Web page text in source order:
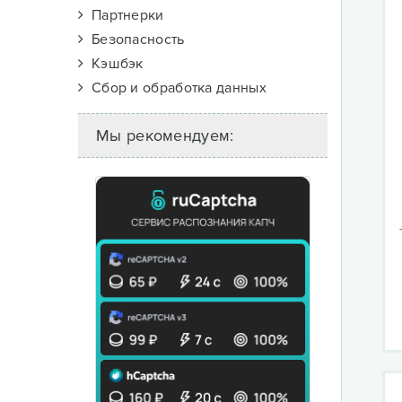
Партнерки
Безопасность
Кэшбэк
Сбор и обработка данных
Мы рекомендуем: